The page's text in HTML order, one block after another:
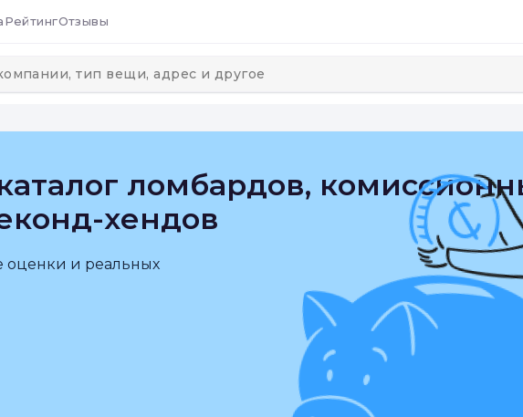
РейтингОтзывы
ломбардов,
хендов
оценки и реальных